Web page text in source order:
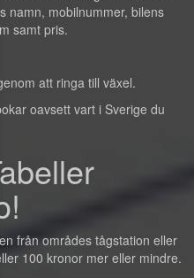
namn, mobilnummer, bilens
samt pris.
att ringa till växel.
oavsett vart i Sverige du
från områdes tågstation eller
100 kronor mer eller mindre.